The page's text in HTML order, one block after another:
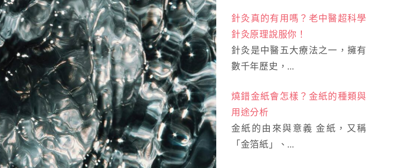
針灸真的有用嗎？老中醫超科學
針灸原理說服你！
針灸是中醫五大療法之一，擁有
數千年歷史，…
燒錯金紙會怎樣？金紙的種類與
用途分析
金紙的由來與意義 金紙，又稱
「金箔紙」、…